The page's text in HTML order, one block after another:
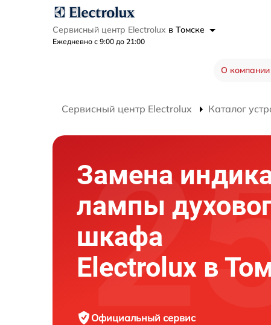
Сервисный центр Electrolux в Томске
Ежедневно с 9:00 до 21:00
О компании
Сервисный центр Electrolux Каталог
Замена
лампы
шкафа
Electrolux в
Официальный сервис